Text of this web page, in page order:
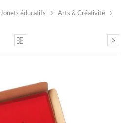
Jouets éducatifs
Arts & Créativité